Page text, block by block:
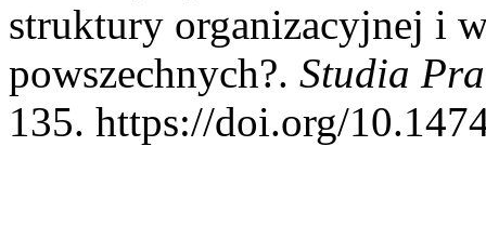
struktury organizacyjnej i
powszechnych?. Studia
135. https://doi.org/